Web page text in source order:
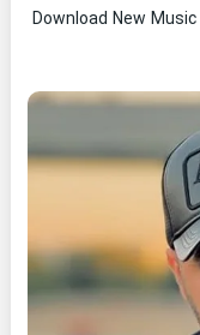
Download New Music